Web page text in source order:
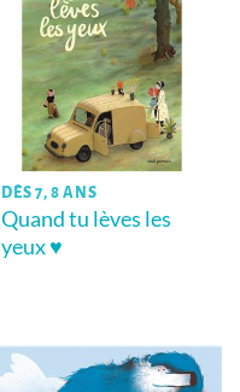
DÈS 7, 8 ANS
Quand tu lèves les
yeux ♥